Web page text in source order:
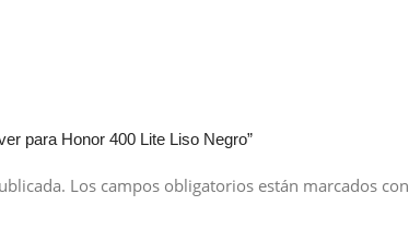
para Honor 400 Lite Liso Negro”
Los campos obligatorios están marcados con